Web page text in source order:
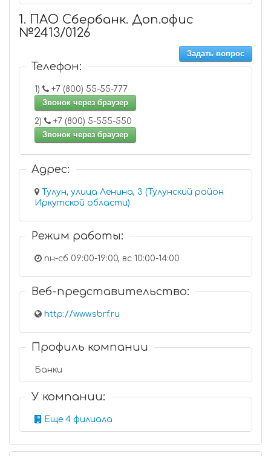
1. ПАО Сбербанк. Доп.офис
№2413/0126
Задать вопрос
Телефон:
1)
+7 (800) 55-55-777
Звонок через браузер
2)
+7 (800) 5-555-550
Звонок через браузер
Адрес:
Тулун, улица Ленина, 3 (Тулунский район
Иркутской области)
Режим работы:
пн-сб 09:00-19:00, вс 10:00-14:00
Веб-представительство:
http://www.sbrf.ru
Профиль компании
Банки
У компании:
Еще 4 филиала